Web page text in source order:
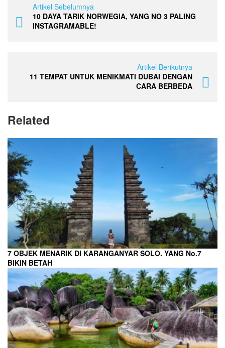
Artikel Sebelumnya
10 DAYA TARIK NORWEGIA, YANG NO 3 PALING
INSTAGRAMABLE!
Artikel Berikutnya
11 TEMPAT UNTUK MENIKMATI DUBAI DENGAN
CARA BERBEDA
Related
7 OBJEK MENARIK DI KARANGANYAR SOLO. YANG No.7
BIKIN BETAH